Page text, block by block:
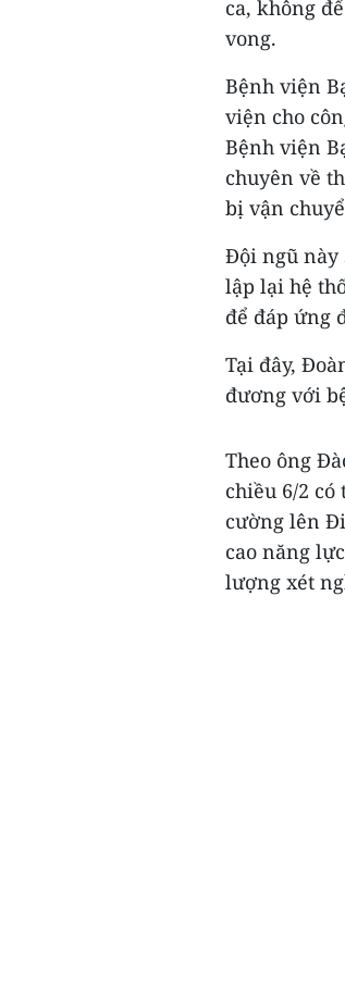
ca, không
vong.
Bệnh viện
viện cho
Bệnh viện
chuyên về
bị vận
Đội ngũ này
lập lại hệ
để đáp ứng
Tại đây,
đương với
Theo ông
chiều 6/2
cường lên
cao năng
lượng xét